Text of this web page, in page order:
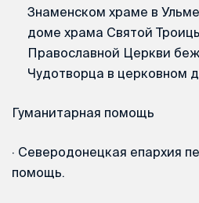
Знаменском храме в
доме храма Святой
Православной Церкви
Чудотворца в церковном
Гуманитарная помощь
· Северодонецкая епархия
помощь.